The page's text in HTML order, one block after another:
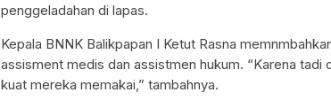
penggeladahan di lapas.
Kepala BNNK Balikpapan I Ketut Rasna
assisment medis dan assistmen hukum. “Karena tadi
kuat mereka memakai,” tambahnya.